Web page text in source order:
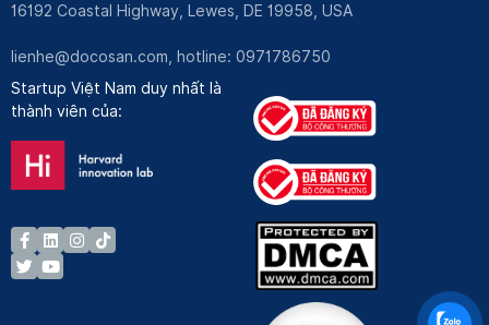
16192 Coastal Highway, Lewes, DE 19958, USA
lienhe@docosan.com , hotline: 0971786750
Startup Việt Nam duy nhất là
thành viên của: